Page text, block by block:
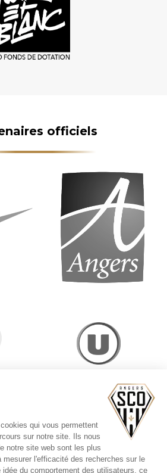
qui vous permettent
sur notre site. Ils nous
notre site web sont les plus
l'efficacité des recherches sur le
idée du comportement des utilisateurs, ce
officiels